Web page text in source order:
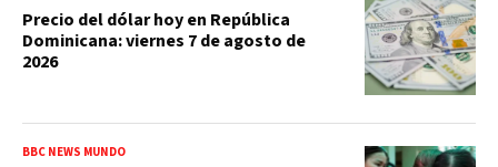
Precio del dólar hoy en República
Dominicana: viernes 7 de agosto de
2026
BBC NEWS MUNDO